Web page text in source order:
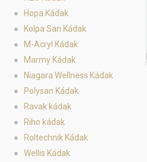
Hopa Kádak
Kolpa San Kádak
M-Acryl Kádak
Marmy Kádak
Niagara Wellness Kádak
Polysan Kádak
Ravak kádak
Riho kádak
Roltechnik Kádak
Wellis Kádak